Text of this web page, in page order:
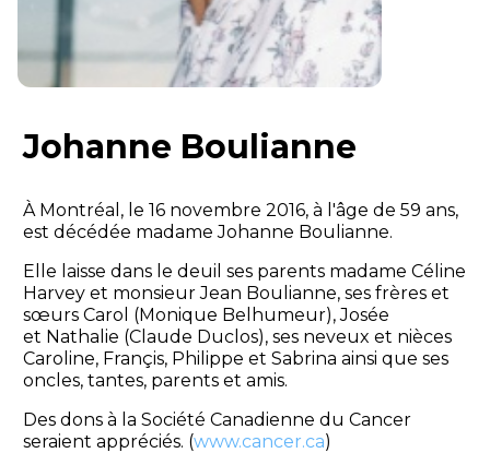
Johanne Boulianne
À Montréal, le 16 novembre 2016, à l'âge de 59 ans,
est décédée madame Johanne Boulianne.
Elle laisse dans le deuil ses parents madame Céline
Harvey et monsieur Jean Boulianne, ses frères et
sœurs Carol (Monique Belhumeur), Josée
et Nathalie (Claude Duclos), ses neveux et nièces
Caroline, Françis, Philippe et Sabrina ainsi que ses
oncles, tantes, parents et amis.
Des dons à la Société Canadienne du Cancer
seraient appréciés. (www.cancer.ca)